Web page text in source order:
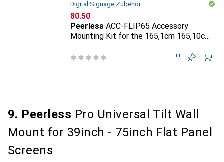
Digital Signage Zubehör
CHF
80.50
Peerless ACC-FLIP65 Accessory
Mounting Kit for the 165,1cm 165,10cm
9. Peerless Pro Universal Tilt Wall
Mount for 39inch - 75inch Flat Panel
Screens